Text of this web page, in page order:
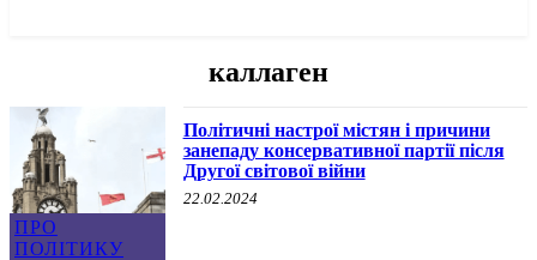
каллаген
ПРО
ПОЛІТИКУ
Політичні настрої містян і причини
занепаду консервативної партії після
Другої світової війни
22.02.2024